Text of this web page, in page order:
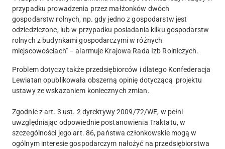
przypadku prowadzenia przez małżonków dwóch
gospodarstw rolnych, np. gdy jedno z gospodarstw jest
odziedziczone, lub w przypadku posiadania kilku gospodarstw
rolnych z budynkami gospodarczymi w różnych
miejscowościach" – alarmuje Krajowa Rada Izb Rolniczych.
Problem dotyczy także przedsiębiorców i dlatego Konfederacja
Lewiatan opublikowała obszerną opinię dotyczącą projektu
ustawy ze wskazaniem koniecznych zmian.
Zgodnie z art. 3 ust. 2 dyrektywy 2009/72/WE, w pełni
uwzględniając odpowiednie postanowienia Traktatu, w
szczególności jego art. 86, państwa członkowskie mogą w
ogólnym interesie gospodarczym nałożyć na przedsiębiorstwa